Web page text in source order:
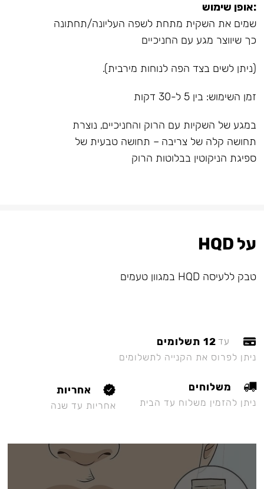
:אופן שימוש
שמים את השקית מתחת לשפה העליונה/תחתונה
כך שיווצר מגע עם החניכיים
(ניתן לשים בצד הפה לנוחות מירבית).
זמן השימוש: בין 5 ל-30 דקות
במגע של השקיות עם הרוק והחניכיים, נוצרת
תחושה קלה של צריבה – תחושה טבעית של
ספיגת הניקוטין בבלוטות הרוק
על HQD
טבק ללעיסה HQD במגוון טעמים
עד 12 תשלומים
ניתן לפרוס את הקנייה לתשלומים
משלוחים
ניתן להזמין משלוח עד הבית
אחריות
אחריות עד שנה